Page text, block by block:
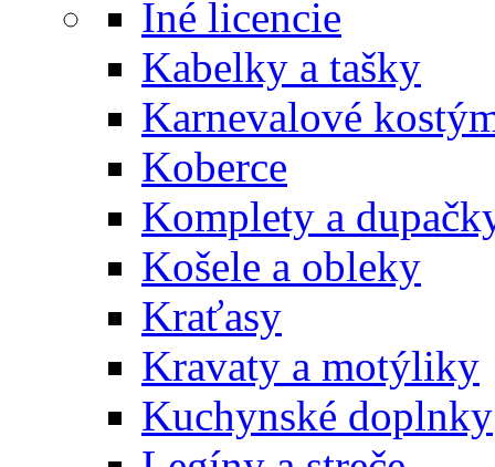
Iné licencie
Kabelky a tašky
Karnevalové
Koberce
Komplety a
Košele a obleky
Kraťasy
Kravaty a motýliky
Kuchynské doplnky